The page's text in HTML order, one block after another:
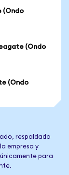
(Ondo
(Ondo
(Ondo
respaldado
empresa y
para